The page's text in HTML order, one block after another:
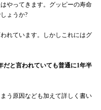
やってきます。グッピーの寿命
ょうか?
れています。しかしこれにはグ
だと言われていても普通に1年半
う原因なども加えて詳しく書い